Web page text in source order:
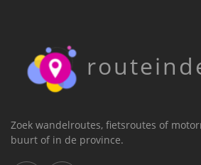
Zoek wandelroutes, fietsroutes of
buurt of in de province.